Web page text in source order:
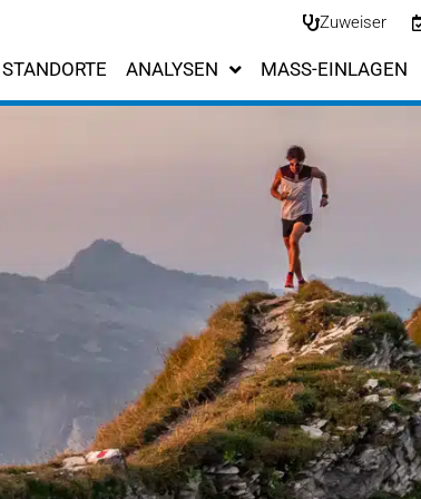
Zuweiser
STANDORTE ANALYSEN MASS-EINLAGEN